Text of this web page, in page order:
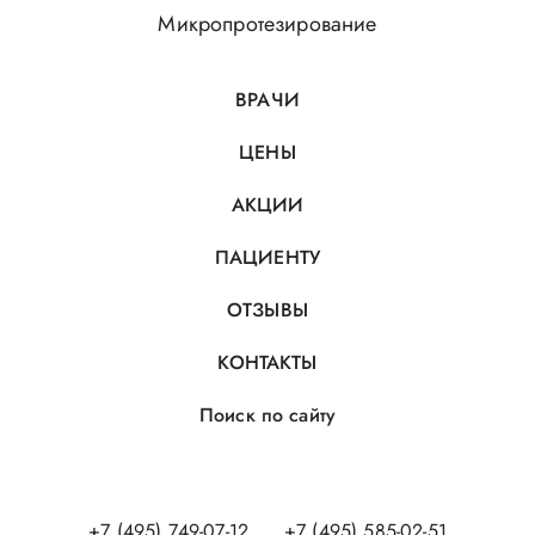
Микропротезирование
ВРАЧИ
ЦЕНЫ
АКЦИИ
ПАЦИЕНТУ
ОТЗЫВЫ
КОНТАКТЫ
Поиск по сайту